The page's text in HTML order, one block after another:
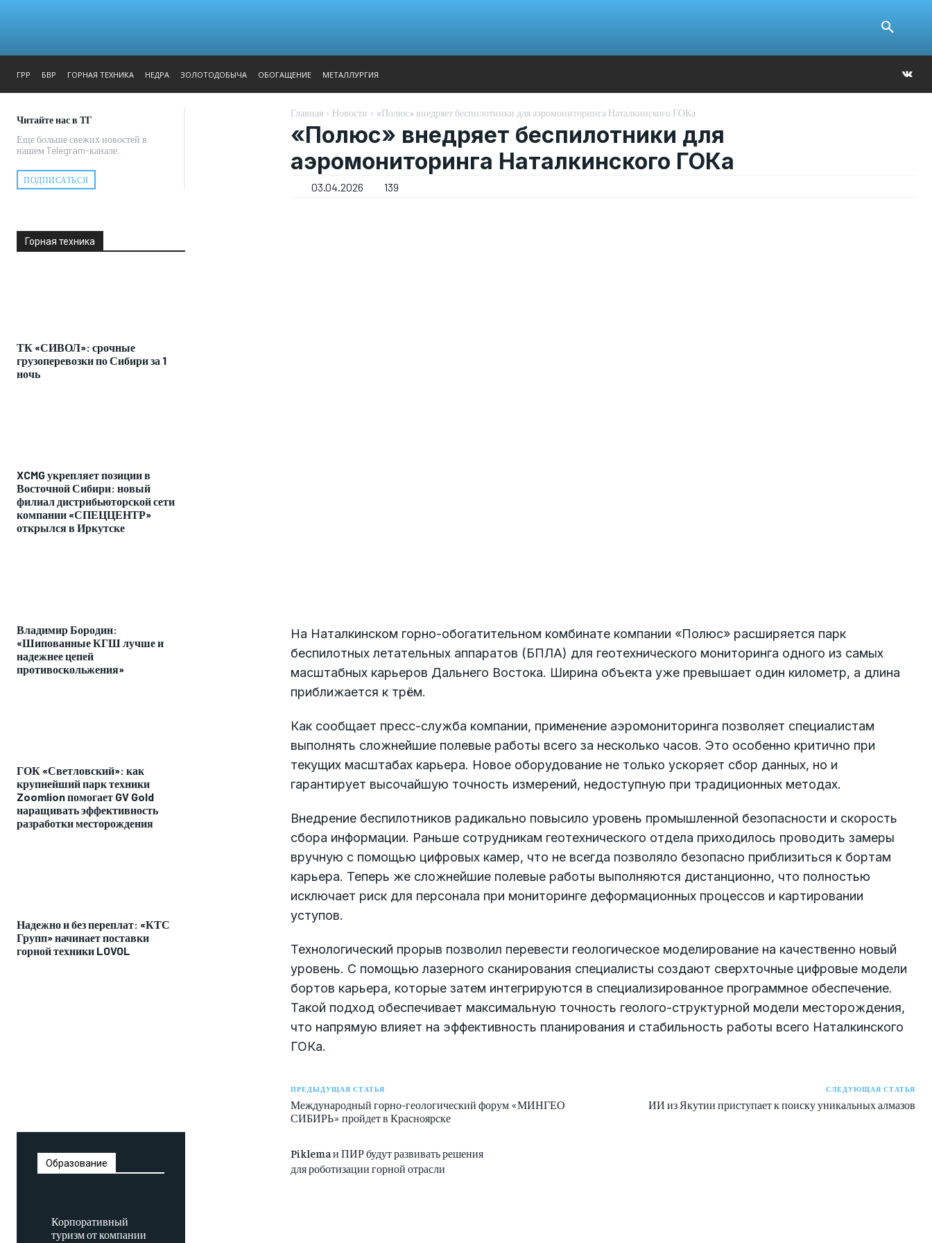
ГРР БВР ГОРНАЯ ТЕХНИКА НЕДРА ЗОЛОТОДОБЫЧА ОБОГАЩЕНИЕ МЕТАЛЛУРГИЯ
Читайте нас в ТГ
Еще больше свежих новостей в
нашем Telegram-канале.
ПОДПИСАТЬСЯ
Горная техника
ТК «СИВОЛ»: срочные
грузоперевозки по Сибири за 1
ночь
XCMG укрепляет позиции в
Восточной Сибири: новый
филиал дистрибьюторской сети
компании «СПЕЦЦЕНТР»
открылся в Иркутске
Владимир Бородин:
«Шипованные КГШ лучше и
надежнее цепей
противоскольжения»
ГОК «Светловский»: как
крупнейший парк техники
Zoomlion помогает GV Gold
наращивать эффективность
разработки месторождения
Надежно и без переплат: «КТС
Групп» начинает поставки
горной техники LOVOL
Образование
Корпоративный
туризм от компании
Главная Новости «Полюс» внедряет беспилотники для аэромониторинга Наталкинского ГОКа
«Полюс» внедряет беспилотники для
аэромониторинга Наталкинского ГОКа
03.04.2026 139
На Наталкинском горно-обогатительном комбинате компании «Полюс» расширяется парк
беспилотных летательных аппаратов (БПЛА) для геотехнического мониторинга одного из самых
масштабных карьеров Дальнего Востока. Ширина объекта уже превышает один километр, а длина
приближается к трём.
Как сообщает пресс-служба компании, применение аэромониторинга позволяет специалистам
выполнять сложнейшие полевые работы всего за несколько часов. Это особенно критично при
текущих масштабах карьера. Новое оборудование не только ускоряет сбор данных, но и
гарантирует высочайшую точность измерений, недоступную при традиционных методах.
Внедрение беспилотников радикально повысило уровень промышленной безопасности и скорость
сбора информации. Раньше сотрудникам геотехнического отдела приходилось проводить замеры
вручную с помощью цифровых камер, что не всегда позволяло безопасно приблизиться к бортам
карьера. Теперь же сложнейшие полевые работы выполняются дистанционно, что полностью
исключает риск для персонала при мониторинге деформационных процессов и картировании
уступов.
Технологический прорыв позволил перевести геологическое моделирование на качественно новый
уровень. С помощью лазерного сканирования специалисты создают сверхточные цифровые модели
бортов карьера, которые затем интегрируются в специализированное программное обеспечение.
Такой подход обеспечивает максимальную точность геолого-структурной модели месторождения,
что напрямую влияет на эффективность планирования и стабильность работы всего Наталкинского
ГОКа.
ПРЕДЫДУЩАЯ СТАТЬЯ
Международный горно-геологический форум «МИНГЕО
СИБИРЬ» пройдет в Красноярске
СЛЕДУЮЩАЯ СТАТЬЯ
ИИ из Якутии приступает к поиску уникальных алмазов
Piklema и ПИР будут развивать решения
для роботизации горной отрасли